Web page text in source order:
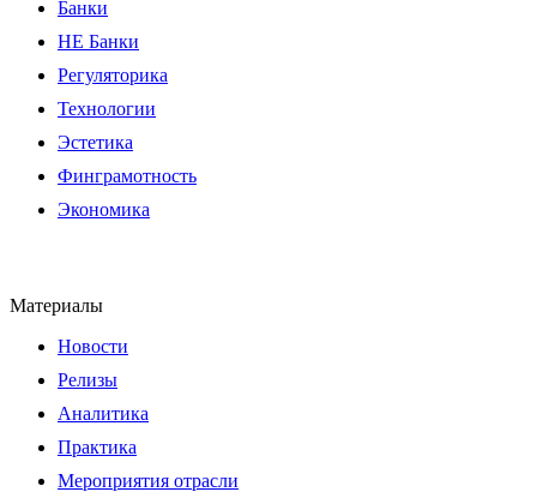
Банки
НЕ Банки
Регуляторика
Технологии
Эстетика
Финграмотность
Экономика
Материалы
Новости
Релизы
Аналитика
Практика
Мероприятия отрасли